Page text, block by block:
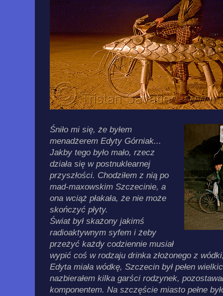
Śniło mi się, że byłem
menadżerem Edyty Górniak...
Jakby tego było mało, rzecz
działa się w postnuklearnej
przyszłości. Chodziłem z nią po
mad-maxowskim Szczecinie, a
ona wciąż płakała, że nie może
skończyć płyty.
Świat był skażony jakimś
radioaktywnym syfem i żeby
przeżyć każdy codziennie musiał
wypić coś w rodzaju drinka złożonego z
Edyta miała wódkę, Szczecin był pełen
nazbierałem kilka garści rodzynek,
komponentem. Na szczęście miasto pełne